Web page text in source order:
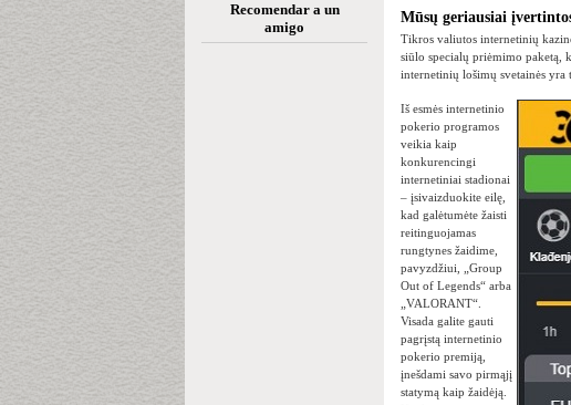
Recomendar a un
amigo
Mūsų geriausiai
Tikros valiutos internetinių
siūlo specialų priėmimo paketą,
internetinių lošimų svetainės yra
Iš esmės internetinio
pokerio programos
veikia kaip
konkurencingi
internetiniai stadionai
– įsivaizduokite eilę,
kad galėtumėte žaisti
reitinguojamas
rungtynes ​​žaidime,
pavyzdžiui, „Group
Out of Legends“ arba
„VALORANT“.
Visada galite gauti
pagrįstą internetinio
pokerio premiją,
įnešdami savo pirmąjį
statymą kaip žaidėją.